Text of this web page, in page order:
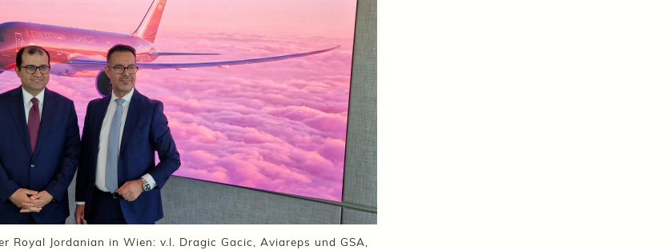
Royal Jordanian in Wien: v.l. Dragic Gacic, Aviareps und GSA,